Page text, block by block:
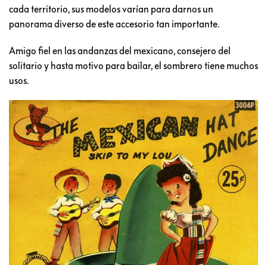
cada territorio, sus modelos varían para darnos un
panorama diverso de este accesorio tan importante.
Amigo fiel en las andanzas del mexicano, consejero del
solitario y hasta motivo para bailar, el sombrero tiene muchos
usos.